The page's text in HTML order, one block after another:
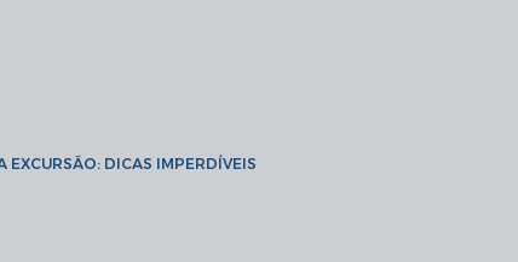
EXCURSÃO: DICAS IMPERDÍVEIS